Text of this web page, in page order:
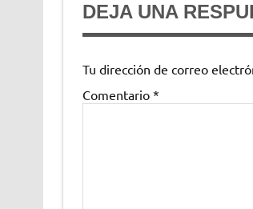
DEJA UNA
Tu dirección de correo
Comentario *